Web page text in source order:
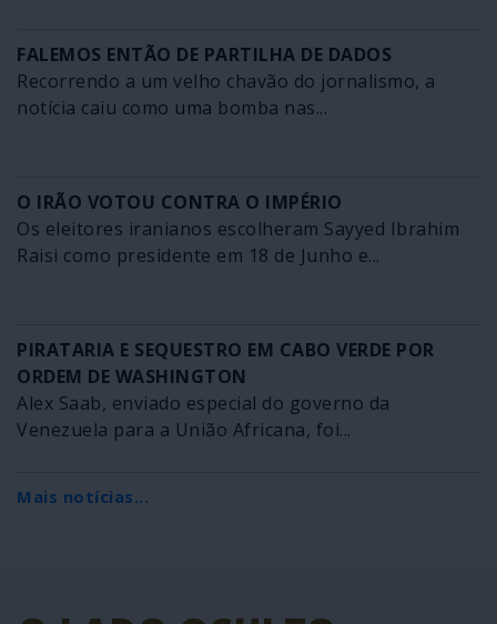
FALEMOS ENTÃO DE PARTILHA DE DADOS
Recorrendo a um velho chavão do jornalismo, a
notícia caiu como uma bomba nas...
O IRÃO VOTOU CONTRA O IMPÉRIO
Os eleitores iranianos escolheram Sayyed Ibrahim
Raisi como presidente em 18 de Junho e...
PIRATARIA E SEQUESTRO EM CABO VERDE POR
ORDEM DE WASHINGTON
Alex Saab, enviado especial do governo da
Venezuela para a União Africana, foi...
Mais notícias...